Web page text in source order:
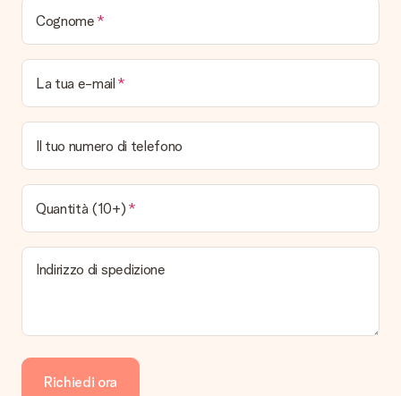
Cognome
La tua e-mail
Il tuo numero di telefono
Quantità (10+)
Indirizzo di spedizione
Richiedi ora